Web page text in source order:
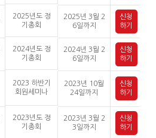
2025년도 정
기총회
2025년 3월 2
6일까지
신청
하기
2024년도 정
기총회
2024년 3월 2
6일까지
신청
하기
2023 하반기
회원세미나
2023년 10월
24일까지
신청
하기
2023년도 정
기총회
2023년 3월 2
3일까지
신청
하기